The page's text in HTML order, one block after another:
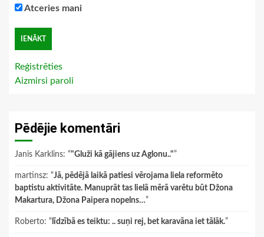
Atceries mani
Reģistrēties
Aizmirsi paroli
Pēdējie komentāri
Janis Karklins: “"Gluži kā gājiens uz Aglonu.."”
martinsz: “Jā, pēdējā laikā patiesi vērojama liela reformēto
baptistu aktivitāte. Manuprāt tas lielā mērā varētu būt Džona
Makartura, Džona Paipera nopelns…”
Roberto: “ līdzībā es teiktu: .. suņi rej, bet karavāna iet tālāk.”